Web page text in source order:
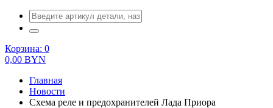
Корзина: 0
0,00 BYN
Главная
Новости
Схема реле и предохранителей Лада Приора